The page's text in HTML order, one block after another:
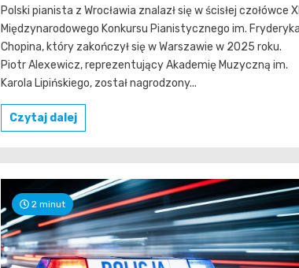
Polski pianista z Wrocławia znalazł się w ścisłej czołówce
Międzynarodowego Konkursu Pianistycznego im.
Chopina, który zakończył się w Warszawie w 2025 roku.
Piotr Alexewicz, reprezentujący Akademię Muzyczną im.
Karola Lipińskiego, został nagrodzony...
Czytaj dalej
2 minut